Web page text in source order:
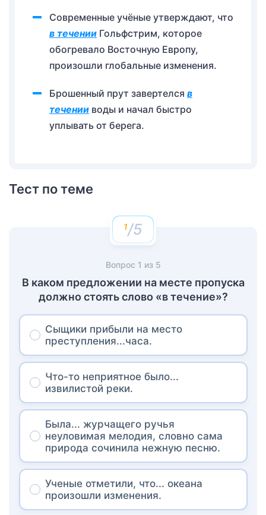
Современные учёные утверждают, что
в течении Гольфстрим, которое
обогревало Восточную Европу,
произошли глобальные изменения.
Брошенный прут завертелся в
течении воды и начал быстро
уплывать от берега.
Тест по теме
/5
Вопрос 1 из 5
В каком предложении на месте пропуска
должно стоять слово «в течение»?
Сыщики прибыли на место
преступления...часа.
Что-то неприятное было...
извилистой реки.
Была... журчащего ручья
неуловимая мелодия, словно сама
природа сочинила нежную песню.
Ученые отметили, что... океана
произошли изменения.